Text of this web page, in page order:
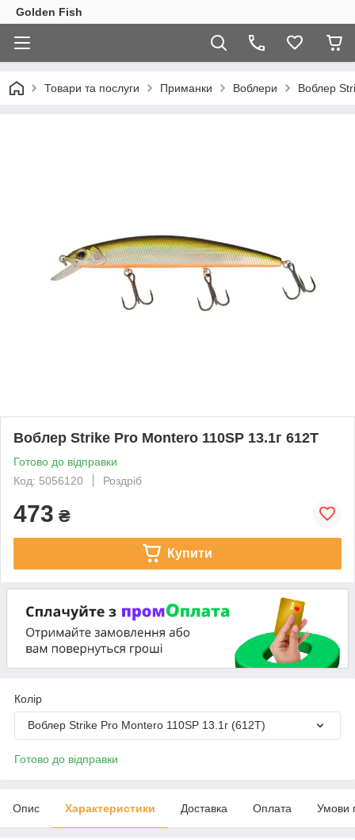
Golden Fish
Товари та послуги Приманки Воблери Воблер
Воблер Strike Pro Montero 110SP 13.1г 612T
Готово до відправки
Код: 5056120
Роздріб
473 ₴
Купити
Колір
Воблер Strike Pro Montero 110SP 13.1г (612T)
Готово до відправки
Опис Характеристики Доставка Оплата Умови